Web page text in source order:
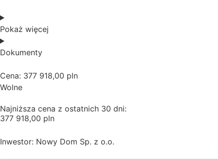
Pokaż więcej
Dokumenty
Cena: 377 918,00 pln
Wolne
Najniższa cena z ostatnich 30 dni:
377 918,00 pln
Inwestor: Nowy Dom Sp. z o.o.